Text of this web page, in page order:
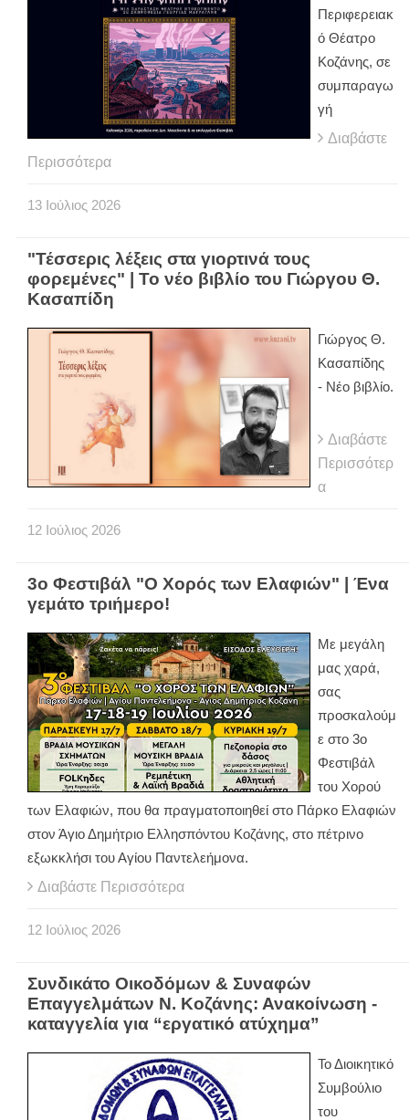
Περιφερειακ
ό Θέατρο
Κοζάνης, σε
συμπαραγω
γή
Διαβάστε
Περισσότερα
13 Ιούλιος 2026
"Τέσσερις λέξεις στα γιορτινά τους
φορεμένες" | Το νέο βιβλίο του Γιώργου Θ.
Κασαπίδη
Γιώργος Θ.
Κασαπίδης
- Νέο βιβλίο.
Διαβάστε
Περισσότερ
α
12 Ιούλιος 2026
3ο Φεστιβάλ "Ο Χορός των Ελαφιών" | Ένα
γεμάτο τριήμερο!
Με μεγάλη
μας χαρά,
σας
προσκαλούμ
ε στο 3ο
Φεστιβάλ
του Χορού
των Ελαφιών, που θα πραγματοποιηθεί στο Πάρκο Ελαφιών
στον Άγιο Δημήτριο Ελλησπόντου Κοζάνης, στο πέτρινο
εξωκκλήσι του Αγίου Παντελεήμονα.
Διαβάστε Περισσότερα
12 Ιούλιος 2026
Συνδικάτο Οικοδόμων & Συναφών
Επαγγελμάτων Ν. Κοζάνης: Ανακοίνωση -
καταγγελία για “εργατικό ατύχημα”
Το Διοικητικό
Συμβούλιο
του